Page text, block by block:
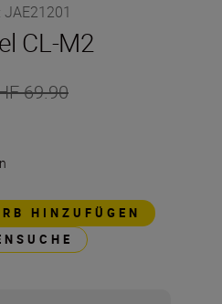
JAE21201
CL-M2
69.90
HINZUFÜGEN